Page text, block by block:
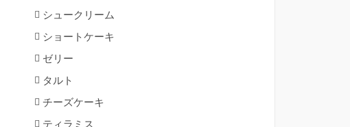
シュークリーム
ショートケーキ
ゼリー
タルト
チーズケーキ
ティラミス